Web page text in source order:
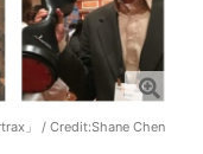
」 / Credit:Shane Chen